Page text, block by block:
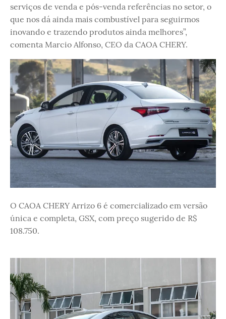
serviços de venda e pós-venda referências no setor, o
que nos dá ainda mais combustível para seguirmos
inovando e trazendo produtos ainda melhores”,
comenta Marcio Alfonso, CEO da CAOA CHERY.
O CAOA CHERY Arrizo 6 é comercializado em versão
única e completa, GSX, com preço sugerido de R$
108.750.